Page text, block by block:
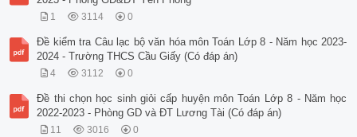
1 3114 0
Đề kiểm tra Câu lạc bộ văn hóa môn Toán Lớp 8 - Năm học 2023-
2024 - Trường THCS Cầu Giấy (Có đáp án)
4 3112 0
Đề thi chọn học sinh giỏi cấp huyện môn Toán Lớp 8 - Năm học
2022-2023 - Phòng GD và ĐT Lương Tài (Có đáp án)
11 3016 0